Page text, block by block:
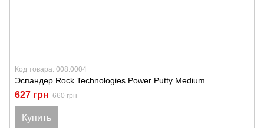
Код товара: 008.0004
Эспандер Rock Technologies Power Putty Medium
627 грн 660 грн
Купить